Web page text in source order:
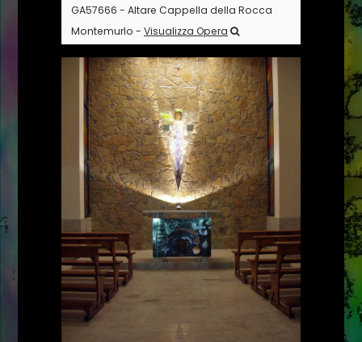
GA57666 - Altare Cappella della Rocca
Montemurlo - Visualizza Opera